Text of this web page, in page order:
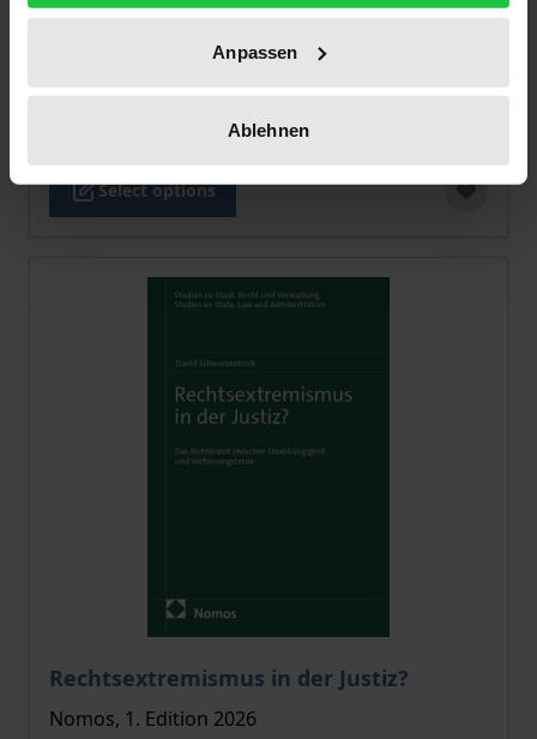
Anpassen
Ablehnen
The price depends on the options chosen on the
Nomos, 1. Edition 2025
€99.00
Select options
Rechtsextremismus in der Justiz?
The price depends on the options chosen on the
Nomos, 1. Edition 2026